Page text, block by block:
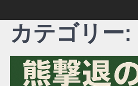
カテゴリー: